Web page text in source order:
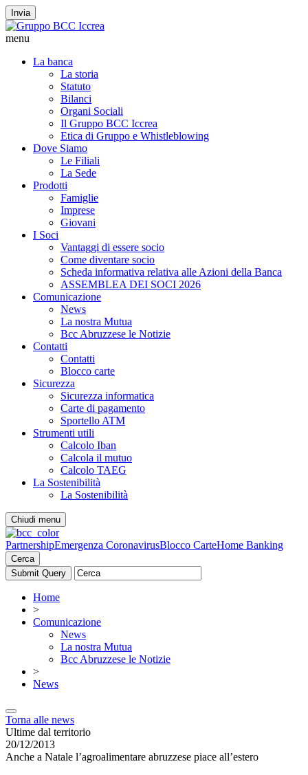
Invia
menu
La banca
La storia
Statuto
Bilanci
Organi Sociali
Il Gruppo BCC Iccrea
Etica di Gruppo e Whistleblowing
Dove Siamo
Le Filiali
La Sede
Prodotti
Famiglie
Imprese
Giovani
I Soci
Vantaggi di essere socio
Come diventare socio
Scheda informativa relativa alle Azioni della Banca
ASSEMBLEA DEI SOCI 2026
Comunicazione
News
La nostra Mutua
Bcc Abruzzese le Notizie
Contatti
Contatti
Blocco carte
Sicurezza
Sicurezza informatica
Carte di pagamento
Sportello ATM
Strumenti utili
Calcolo Iban
Calcola il mutuo
Calcolo TAEG
La Sostenibilità
La Sostenibilità
Chiudi menu
PartnershipEmergenza CoronavirusBlocco CarteHome Banking
Cerca
Home
>
Comunicazione
News
La nostra Mutua
Bcc Abruzzese le Notizie
>
News
Torna alle news
Ultime dal territorio
20/12/2013
Anche a Natale l’agroalimentare abruzzese piace all’estero